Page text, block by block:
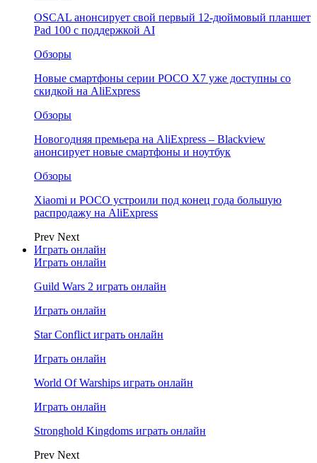
OSCAL анонсирует свой первый 12-дюймовый планшет
Pad 100 с поддержкой AI
Обзоры
Новые смартфоны серии POCO X7 уже доступны со
скидкой на AliExpress
Обзоры
Новогодняя премьера на AliExpress – Blackview
анонсирует новые смартфоны и ноутбук
Обзоры
Xiaomi и POCO устроили под конец года большую
распродажу на AliExpress
Prev Next
Играть онлайн
Играть онлайн
Guild Wars 2 играть онлайн
Играть онлайн
Star Conflict играть онлайн
Играть онлайн
World Of Warships играть онлайн
Играть онлайн
Stronghold Kingdoms играть онлайн
Prev Next